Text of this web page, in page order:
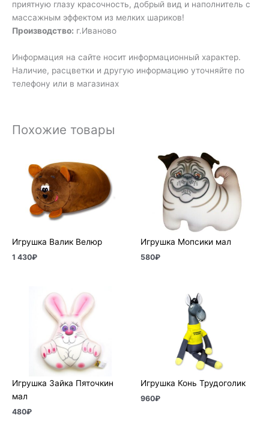
приятную глазу красочность, добрый вид и наполнитель с
массажным эффектом из мелких шариков!
Производство: г.Иваново
Информация на сайте носит информационный характер.
Наличие, расцветки и другую информацию уточняйте по
телефону или в магазинах
Похожие товары
Игрушка Валик Велюр
1 430₽
Игрушка Мопсики мал
580₽
Игрушка Зайка Пяточкин
мал
480₽
Игрушка Конь Трудоголик
960₽